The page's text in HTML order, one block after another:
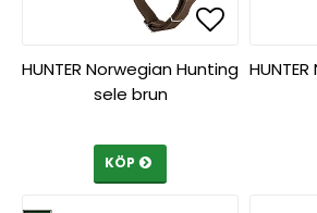
Lägg till
Lägg till
HUNTER Norwegian Hunting
sele brun
KÖP